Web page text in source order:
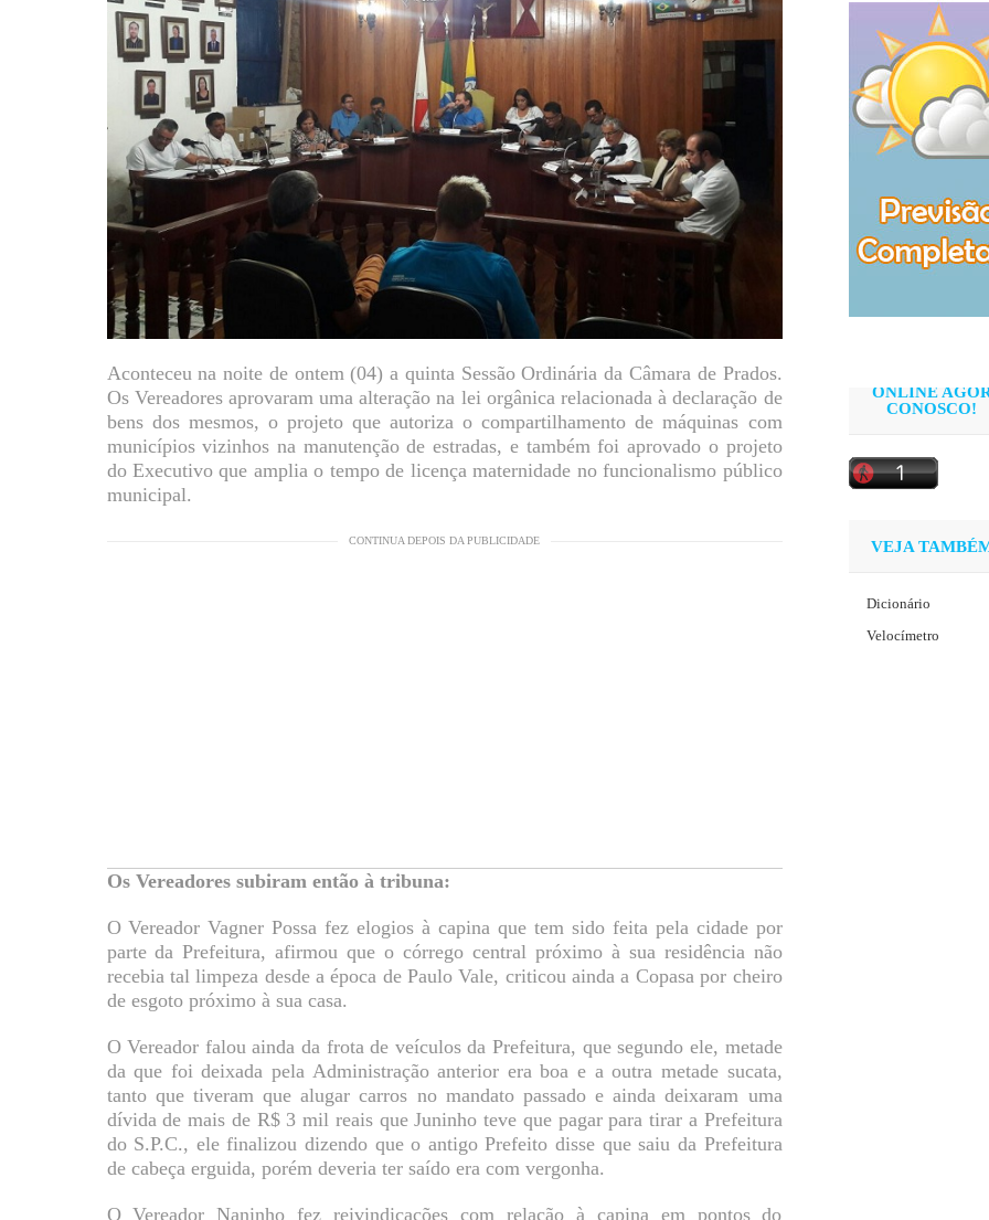
Aconteceu na noite de ontem (04) a quinta Sessão Ordinária da Câmara de Prados.
Os Vereadores aprovaram uma alteração na lei orgânica relacionada à declaração de
bens dos mesmos, o projeto que autoriza o compartilhamento de máquinas com
municípios vizinhos na manutenção de estradas, e também foi aprovado o projeto
do Executivo que amplia o tempo de licença maternidade no funcionalismo público
municipal.
CONTINUA DEPOIS DA PUBLICIDADE
Os Vereadores subiram então à tribuna:
O Vereador Vagner Possa fez elogios à capina que tem sido feita pela cidade por
parte da Prefeitura, afirmou que o córrego central próximo à sua residência não
recebia tal limpeza desde a época de Paulo Vale, criticou ainda a Copasa por cheiro
de esgoto próximo à sua casa.
O Vereador falou ainda da frota de veículos da Prefeitura, que segundo ele, metade
da que foi deixada pela Administração anterior era boa e a outra metade sucata,
tanto que tiveram que alugar carros no mandato passado e ainda deixaram uma
dívida de mais de R$ 3 mil reais que Juninho teve que pagar para tirar a Prefeitura
do S.P.C., ele finalizou dizendo que o antigo Prefeito disse que saiu da Prefeitura
de cabeça erguida, porém deveria ter saído era com vergonha.
O Vereador Naninho fez reivindicações com relação à capina em pontos do
ONLINE
CONOSCO!
VEJA
Dicionário
Velocímetro